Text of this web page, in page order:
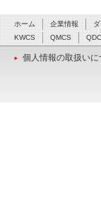
ホーム 企業情報
KWCS
QMCS
個人情報の取扱いに